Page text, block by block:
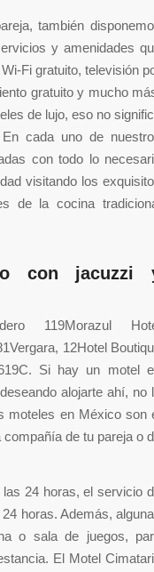
también
y amenidades
Fi gratuito, televisión
gratuito y mucho
de lujo, eso no
cada uno de
con todo lo
visitando los
de la cocina
con jacuzzi
119Morazul
12Hotel
Si hay un motel
alojarte ahí, no
moteles en México son
de tu pareja o
24 horas, el servicio
horas. Además,
o sala de juegos,
El Motel